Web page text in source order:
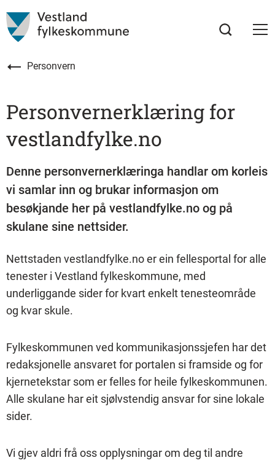
Personvern
Personvernerklæring for
vestlandfylke.no
Denne personvernerklæringa handlar om korleis
vi samlar inn og brukar informasjon om
besøkjande her på vestlandfylke.no og på
skulane sine nettsider.
Nettstaden vestlandfylke.no er ein fellesportal for alle
tenester i Vestland fylkeskommune, med
underliggande sider for kvart enkelt tenesteområde
og kvar skule.
Fylkeskommunen ved kommunikasjonssjefen har det
redaksjonelle ansvaret for portalen si framside og for
kjernetekstar som er felles for heile fylkeskommunen.
Alle skulane har eit sjølvstendig ansvar for sine lokale
sider.
Vi gjev aldri frå oss opplysningar om deg til andre